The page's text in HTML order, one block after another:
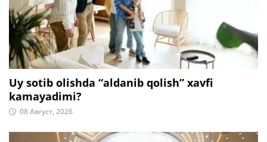
Uy sotib olishda “aldanib qolish” xavfi
kamayadimi?
08 Август, 2026